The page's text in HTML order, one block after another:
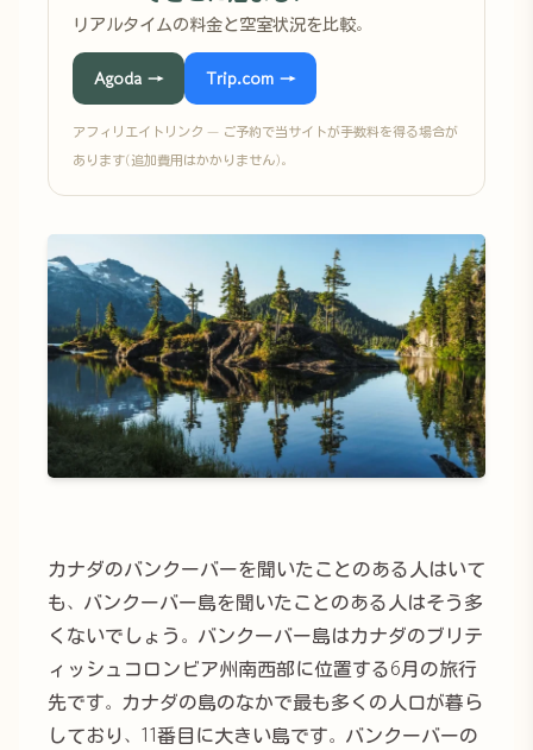
リアルタイムの料金と空室状況を比較。
Agoda → Trip.com →
アフィリエイトリンク — ご予約で当サイトが手数料を得る場合が
あります(追加費用はかかりません)。
カナダのバンクーバーを聞いたことのある人はいて
も、バンクーバー島を聞いたことのある人はそう多
くないでしょう。バンクーバー島はカナダのブリテ
ィッシュコロンビア州南西部に位置する6月の旅行
先です。カナダの島のなかで最も多くの人口が暮ら
しており、11番目に大きい島です。バンクーバーの